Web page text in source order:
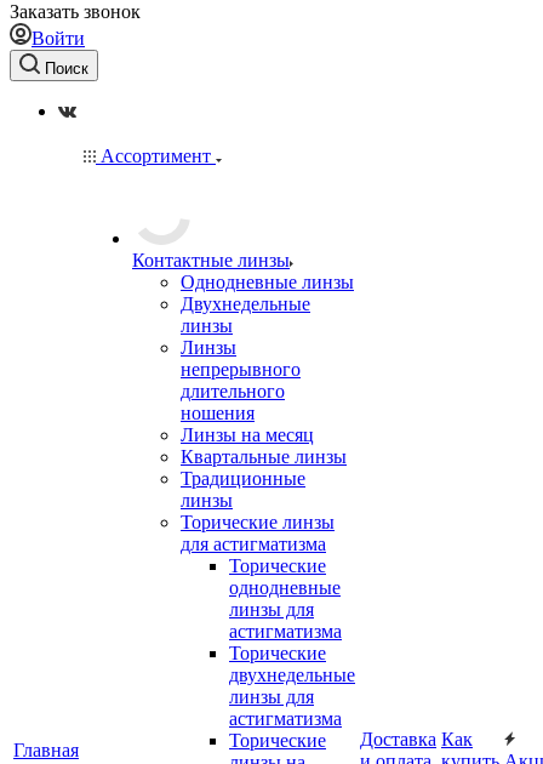
Заказать звонок
Войти
Поиск
Главная
Ассортимент
Контактные линзы
Однодневные линзы
Двухнедельные
линзы
Линзы
непрерывного
длительного
ношения
Линзы на месяц
Квартальные линзы
Традиционные
линзы
Торические линзы
для астигматизма
Торические
однодневные
линзы для
астигматизма
Торические
двухнедельные
линзы для
астигматизма
Торические
Доставка Как